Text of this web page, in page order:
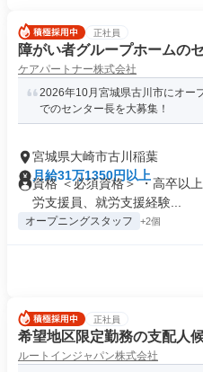
正社員
障がい者グループホームの
ケアパートナー株式会社
2026年10月宮城県古川市にオー
でのセンター長を大募集！
宮城県大崎市古川稲葉
月給31万1350円以上
資格 ＜必須資格＞ ・高卒以
労支援員、就労支援経験...
オープニングスタッフ +2個
正社員
希望地区限定勤務の支配人
ルートインジャパン株式会社